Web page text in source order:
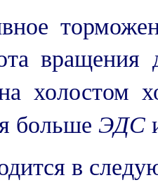
вращения
холостом
большеЭДС
в